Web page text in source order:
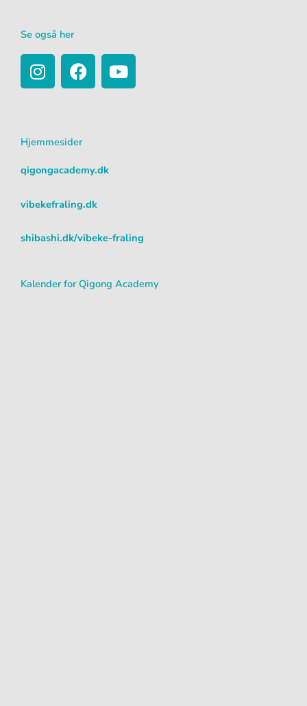
Se også her
I
n
s
g
r
a
m
F
a
c
o
o
k
Y
o
u
Hjemmesider
qigongacademy.dk
vibekefraling.dk
shibashi.dk/vibeke-fraling
Kalender for Qigong Academy